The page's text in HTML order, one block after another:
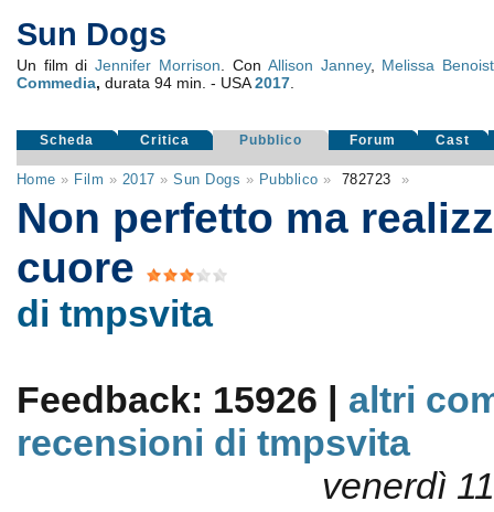
Sun Dogs
Un film diJennifer Morrison . Con Allison Janney, Melissa Benoist
Commedia, durata 94 min. - USA2017.
Scheda Critica Pubblico Forum Cast
Home » Film » 2017 »Sun Dogs » Pubblico » 782723 »
Non perfetto ma
cuore
di tmpsvita
Feedback: 15926 | altri
recensioni di tmpsvita
venerdì